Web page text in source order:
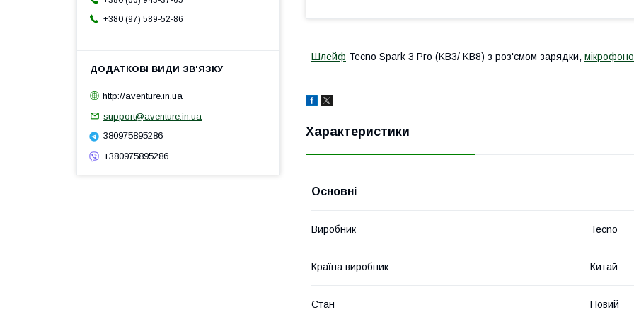
Шлейф Tecno Spark 3 Pro (KB3/ KB8) з роз'ємом зарядки,
Характеристики
Основні
Виробник Tecno
Країна виробник Китай
Стан Новий
+380 (97) 589-52-86
http://aventure.in.ua
support@aventure.in.ua
380975895286
+380975895286